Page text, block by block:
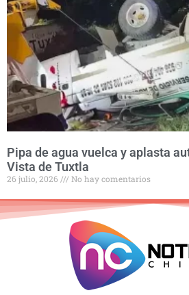
Pipa de agua vuelca y aplasta
Vista de Tuxtla
26 julio, 2026 No hay comentarios